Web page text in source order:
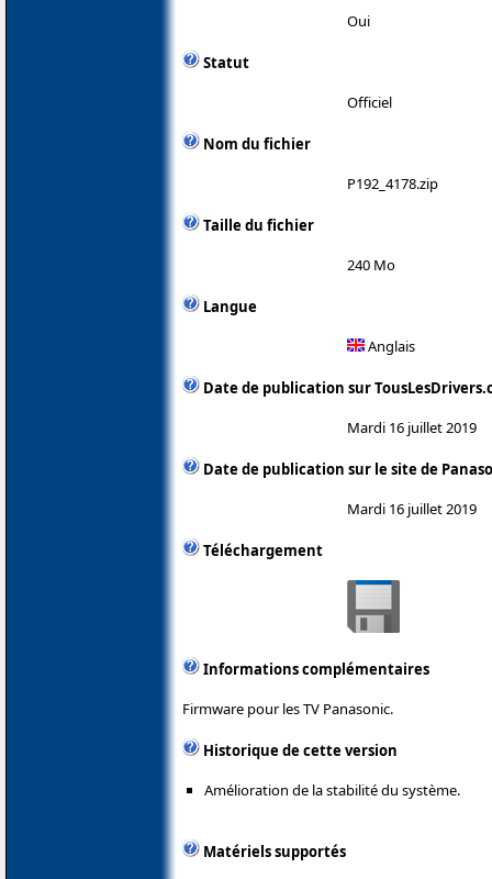
Oui
Statut
Officiel
Nom du fichier
P192_4178.zip
Taille du fichier
240 Mo
Langue
Anglais
Date de publication sur
Mardi 16 juillet 2019
Date de publication sur le site de
Mardi 16 juillet 2019
Téléchargement
Informations complémentaires
Firmware pour les TV Panasonic.
Historique de cette version
Amélioration de la stabilité du système.
Matériels supportés